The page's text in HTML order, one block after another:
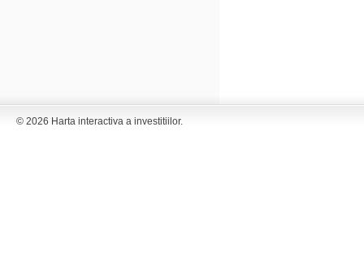
© 2026 Harta interactiva a investitiilor.